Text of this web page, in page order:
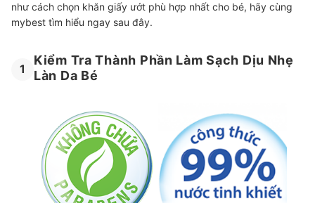
như cách chọn khăn giấy ướt phù hợp nhất cho bé, hãy cùng
mybest tìm hiểu ngay sau đây.
1
Kiểm Tra Thành Phần Làm Sạch Dịu Nhẹ
Làn Da Bé